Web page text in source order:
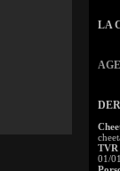
LA
01/